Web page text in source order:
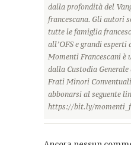
dalla profondità del
francescana. Gli autori
tutte le famiglia
all’OFS e grandi esperti
Momenti Francescani è
dalla Custodia Generale
Frati Minori
abbonarsi al seguente
https://bit.ly/